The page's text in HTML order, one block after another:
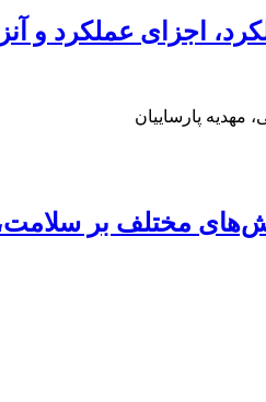
اجزای عملکرد و
مهدیه پارساییان
مختلف بر سلامت،